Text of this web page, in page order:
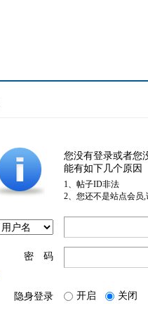
您没有登录或者您
能有如下几个原因
1、帖子ID非法
2、您还不是站点会员
密 码
隐身登录 开启 关闭